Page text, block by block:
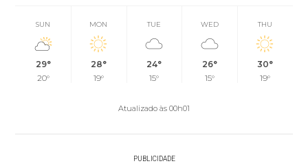
SUN
29°
20°
MON
28°
19°
TUE
24°
15°
WED
26°
15°
THU
30°
19°
Atualizado às 00h01
PUBLICIDADE